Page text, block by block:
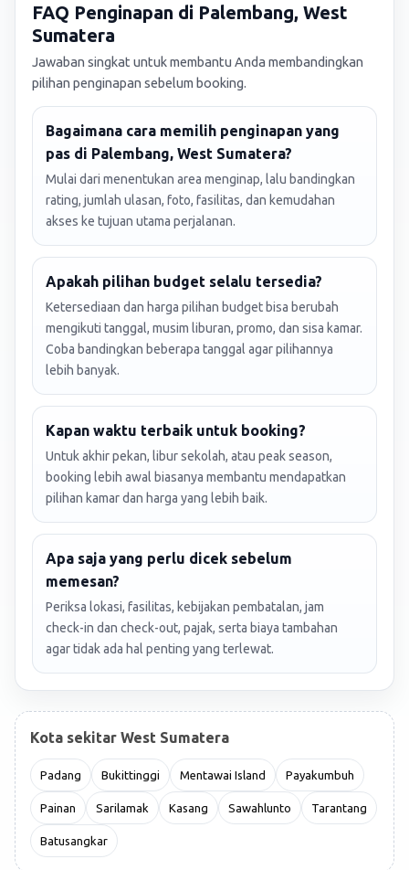
FAQ Penginapan di Palembang, West
Sumatera
Jawaban singkat untuk membantu Anda membandingkan
pilihan penginapan sebelum booking.
Bagaimana cara memilih penginapan yang
pas di Palembang, West Sumatera?
Mulai dari menentukan area menginap, lalu bandingkan
rating, jumlah ulasan, foto, fasilitas, dan kemudahan
akses ke tujuan utama perjalanan.
Apakah pilihan budget selalu tersedia?
Ketersediaan dan harga pilihan budget bisa berubah
mengikuti tanggal, musim liburan, promo, dan sisa kamar.
Coba bandingkan beberapa tanggal agar pilihannya
lebih banyak.
Kapan waktu terbaik untuk booking?
Untuk akhir pekan, libur sekolah, atau peak season,
booking lebih awal biasanya membantu mendapatkan
pilihan kamar dan harga yang lebih baik.
Apa saja yang perlu dicek sebelum
memesan?
Periksa lokasi, fasilitas, kebijakan pembatalan, jam
check-in dan check-out, pajak, serta biaya tambahan
agar tidak ada hal penting yang terlewat.
Kota sekitar West Sumatera
Padang Bukittinggi Mentawai Island Payakumbuh
Painan Sarilamak Kasang Sawahlunto Tarantang
Batusangkar